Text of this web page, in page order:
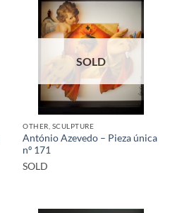
SOLD
OTHER, SCULPTURE
António Azevedo – Pieza única
nº 171
SOLD